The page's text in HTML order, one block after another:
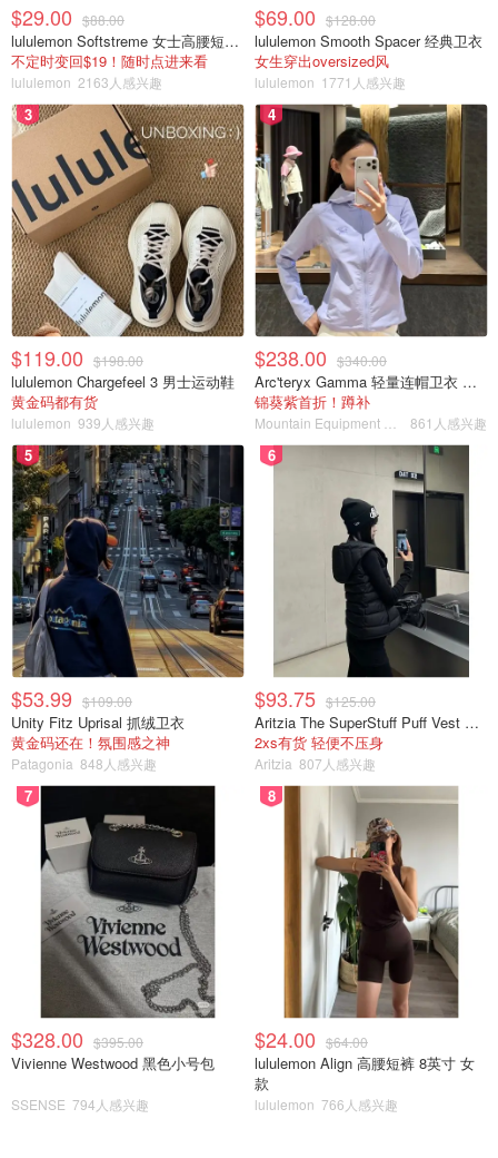
$29.00 $88.00
lululemon Softstreme 女士高腰短裤 10cm
不定时变回$19！随时点进来看
lululemon 2163人感兴趣
$69.00 $128.00
lululemon Smooth Spacer 经典卫衣
女生穿出oversized风
lululemon 1771人感兴趣
3
$119.00 $198.00
lululemon Chargefeel 3 男士运动鞋
黄金码都有货
lululemon 939人感兴趣
4
$238.00 $340.00
Arc'teryx Gamma 轻量连帽卫衣 女款
锦葵紫首折！蹲补
861人感兴趣
5
$53.99 $109.00
Unity Fitz Uprisal 抓绒卫衣
黄金码还在！氛围感之神
Patagonia 848人感兴趣
6
$93.75 $125.00
Aritzia The SuperStuff Puff Vest 轻盈亮面马甲
2xs有货 轻便不压身
Aritzia 807人感兴趣
7
$328.00 $395.00
Vivienne Westwood 黑色小号包
SSENSE 794人感兴趣
8
$24.00 $64.00
lululemon Align 高腰短裤 8英寸 女
款
lululemon 766人感兴趣